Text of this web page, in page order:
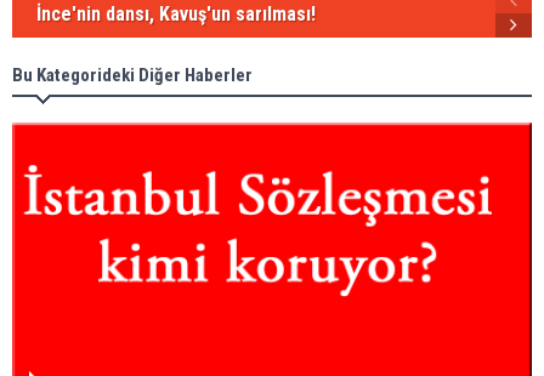
İnce'nin dansı, Kavuş'un sarılması!
Bu Kategorideki Diğer Haberler